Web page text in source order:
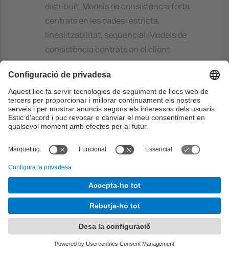
distribuït. Models de consistència forta
centrats en les dades: estricta,
linealitzabilitat, seqüencial. Models de
consistència centrats en el client:
eventual, monotonic-read, monotonic-
write, read-your-writes, writes-follow-
reads. Ubicació de les rèpliques
(permanents, iniciades pel servidor,
iniciades pel client) i propagació
Implementacions de models de
consistència: protocols basats en primari
(remote-write, local-write) i protocols
d'escriptura replicada (replicació activa,
protocols basats en quòrum)
Sistemes de noms
Serveis de resolució de noms plans:
broadcasting, forwarding pointers,